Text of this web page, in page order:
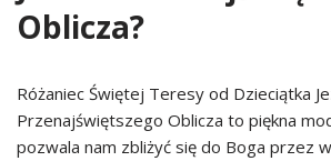
Oblicza?
Różaniec Świętej Teresy od Dzieciątka
Przenajświętszego Oblicza to piękna
pozwala nam zbliżyć się do Boga przez